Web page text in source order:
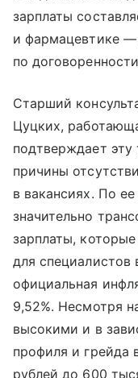
зарплаты
и фармацевтике —
по
Старший
Цуцких,
подтверждает эту
причины
в вакансиях. По
значительно
зарплаты,
для специалистов
официальная
9,52%. Несмотря
высокими и в
профиля и грейда
рублей до 600